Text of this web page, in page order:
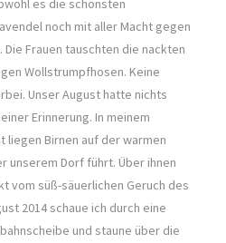
noch mit aller Macht gegen
Frauen tauschten die nackten
Wollstrumpfhosen. Keine
Unser August hatte nichts
Erinnerung. In meinem
liegen Birnen auf der warmen
unserem Dorf führt. Über ihnen
vom süß-säuerlichen Geruch des
2014 schaue ich durch eine
und staune über die